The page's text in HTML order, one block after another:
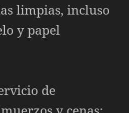
limpias, incluso
y papel
de